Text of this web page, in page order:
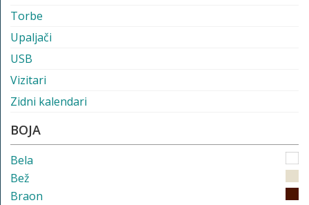
Torbe
Upaljači
USB
Vizitari
Zidni kalendari
BOJA
Bela
Bež
Braon